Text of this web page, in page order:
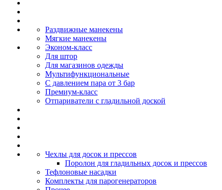
Раздвижные манекены
Мягкие манекены
Эконом-класс
Для штор
Для магазинов одежды
Мультифункциональные
С давлением пара от 3 бар
Премиум-класс
Отпариватели с гладильной доской
Чехлы для досок и прессов
Поролон для гладильных досок и прессов
Тефлоновые насадки
Комплекты для парогенераторов